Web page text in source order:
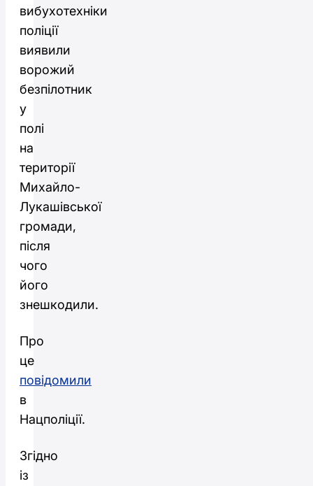
вибухотехніки
поліції
виявили
ворожий
безпілотник
у
полі
на
території
Михайло-
Лукашівської
громади,
після
чого
його
знешкодили.
Про
це
повідомили
в
Нацполіції.
Згідно
із